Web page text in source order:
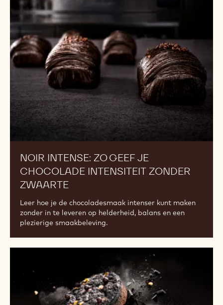
NOIR INTENSE: ZO GEEF JE
CHOCOLADE INTENSITEIT ZONDER
ZWAARTE
Leer hoe je de chocoladesmaak intenser kunt maken
zonder in te leveren op helderheid, balans en een
plezierige smaakbeleving.
Intense:
geef
je
chocolade
intensiteit